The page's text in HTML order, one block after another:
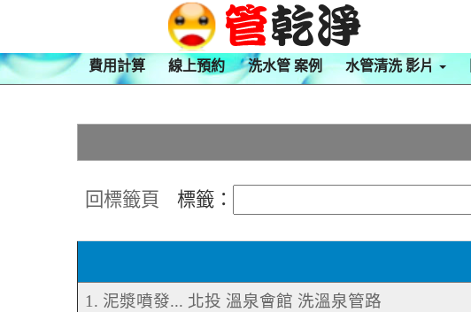
費用計算 線上預約 洗水管 案例 水管清洗 影片
回標籤頁 標籤：
1. 泥漿噴發... 北投 溫泉會館 洗溫泉管路